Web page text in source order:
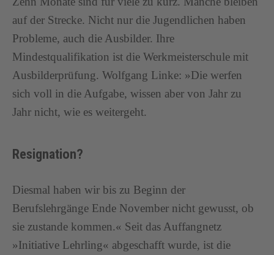
auf der Strecke. Nicht nur die Jugendlichen haben
Probleme, auch die Ausbilder. Ihre
Mindestqualifikation ist die Werkmeisterschule mit
Ausbilderprüfung. Wolfgang Linke: »Die werfen
sich voll in die Aufgabe, wissen aber von Jahr zu
Jahr nicht, wie es weitergeht.
Resignation?
Diesmal haben wir bis zu Beginn der
Berufslehrgänge Ende November nicht gewusst, ob
sie zustande kommen.« Seit das Auffangnetz
»Initiative Lehrling« abgeschafft wurde, ist die